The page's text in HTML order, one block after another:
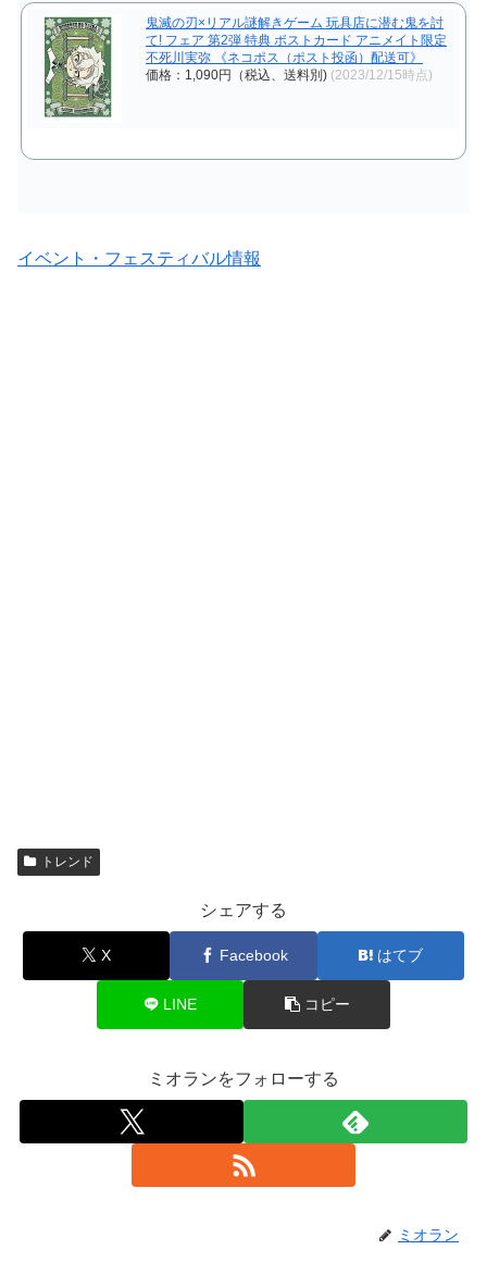
鬼滅の刃×リアル謎解きゲーム 玩具店に潜む鬼を討
て! フェア 第2弾 特典 ポストカード アニメイト限定
不死川実弥 《ネコポス（ポスト投函）配送可》
価格：1,090円（税込、送料別) (2023/12/15時点)
イベント・フェスティバル情報
トレンド
シェアする
X Facebook はてブ
LINE コピー
ミオランをフォローする
ミオラン